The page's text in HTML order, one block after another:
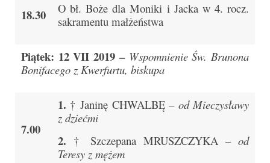
Zakończenie Oktawy Bożego Ciała
Galerie 2024
Wigilia Paschalna 30.03.2024
Galerie 2023
18.30
O bł. Boże dla Moniki i Jacka w 4. rocz.
sakramentu małżeństwa
Piątek: 12 VII 2019 – Wspomnienie Św. Brunona
Bonifacego z Kwerfurtu, biskupa
7.00
1. † Janinę CHWALBĘ – od Mieczysławy
z dziećmi
2. † Szczepana MRUSZCZYKA – od
Teresy z mężem